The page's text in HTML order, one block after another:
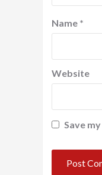
Name *
Website
Save